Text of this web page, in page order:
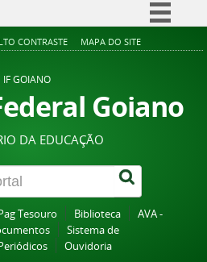
Simplifique!
Acesso à informação
Legislação
Canais
CONTRASTE MAPA DO SITE
IF GOIANO
Goiano
DA EDUCAÇÃO
Tesouro Biblioteca
AVA -
Sistema de
Ouvidoria